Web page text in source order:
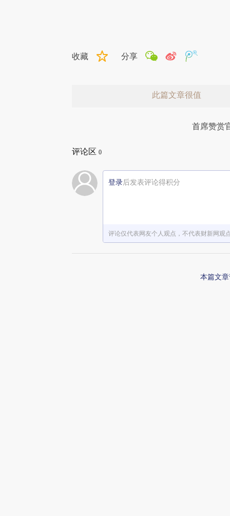
收藏 分享
此篇文章很值
首席赞赏
评论区 0
登录后发表评论得积分
评论仅代表网友个人观点，不代表财新网观
本篇文